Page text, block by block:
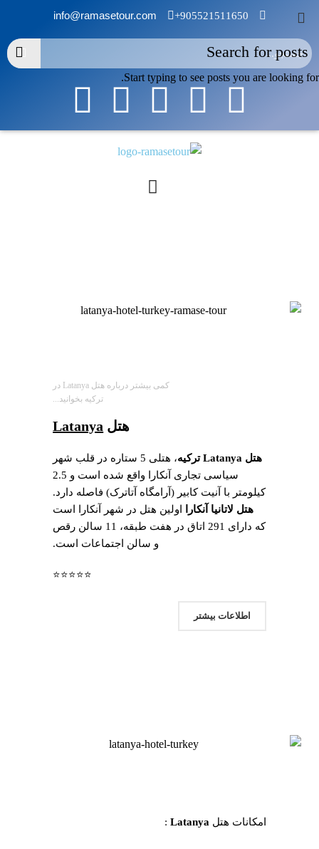
905521511650+
info@ramasetour.com
کمی بیشتر درباره هتل Latanya در
ترکیه بخوانید...
هتل Latanya
هتل Latanya ترکیه
، هتلی 5 ستاره در قلب شهر
سیاسی تجاری آنکارا واقع شده است و 2.5
کیلومتر با آنیت کابیر (آرامگاه آتاترک) فاصله دارد.
هتل لاتانیا آنکارا
اولین هتل در شهر آنکارا است
که دارای 291 اتاق در هفت طبقه، 11 سالن رقص
و سالن اجتماعات است.
⭐⭐⭐⭐⭐
اطلاعات بیشتر
امکانات هتل Latanya
:
Start typing to see posts you are looking for.